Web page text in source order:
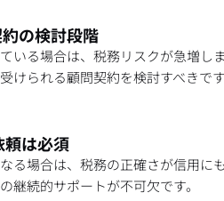
の検討段階
いる場合は、税務リスクが急増
けられる顧問契約を検討すべき
は必須
る場合は、税務の正確さが信用
継続的サポートが不可欠です。